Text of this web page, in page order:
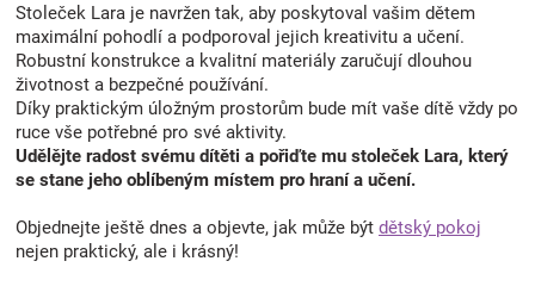
Stoleček Lara je navržen tak, aby poskytoval vašim dětem
maximální pohodlí a podporoval jejich kreativitu a učení.
Robustní konstrukce a kvalitní materiály zaručují dlouhou
životnost a bezpečné používání.
Díky praktickým úložným prostorům bude mít vaše dítě vždy po
ruce vše potřebné pro své aktivity.
Udělějte radost svému dítěti a pořiďte mu stoleček Lara, který
se stane jeho oblíbeným místem pro hraní a učení.
Objednejte ještě dnes a objevte, jak může být dětský pokoj
nejen praktický, ale i krásný!